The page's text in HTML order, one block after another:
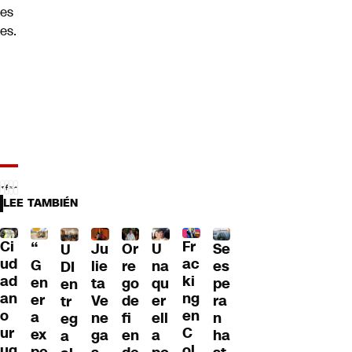
es
es.
LEE TAMBIÉN
Ci
ud
ad
an
o
ur
“
G
en
er
a
ex
U
DI
en
tr
eg
a
Ju
lie
ta
Ve
ne
ga
Or
re
go
de
fi
en
U
na
qu
er
ell
a
Fr
ac
ki
ng
en
C
Se
es
pe
ra
n
ha